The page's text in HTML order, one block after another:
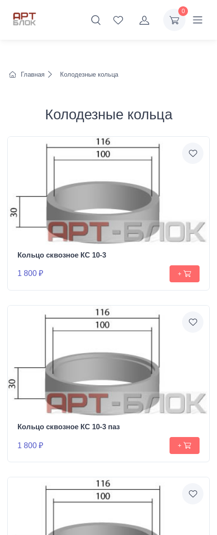
0
Главная Колодезные кольца
Колодезные кольца
Кольцо сквозное КС 10-3
1 800 ₽ +
Кольцо сквозное КС 10-3 паз
1 800 ₽ +